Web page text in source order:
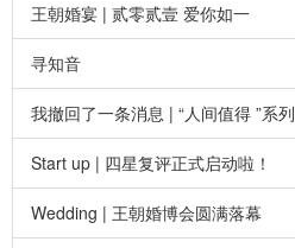
王朝婚宴 | 贰零贰壹 爱你如一
寻知音
我撤回了一条消息 | “人间值得 ”系列
Start up | 四星复评正式启动啦！
Wedding | 王朝婚博会圆满落幕